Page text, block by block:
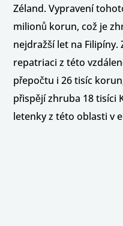
Zéland. Vypravení
milionů korun, což je
nejdražší let na
repatriaci z této
přepočtu i 26 tisíc
přispějí zhruba 18 tisíci
letenky z této oblasti v